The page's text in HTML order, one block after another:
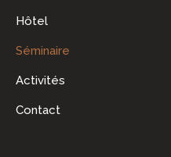
Hôtel
Séminaire
Activités
Contact